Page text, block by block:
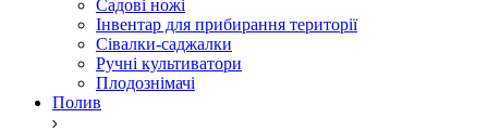
Садові ножі
Інвентар для прибирання території
Сівалки-саджалки
Ручні культиватори
Плодознімачі
Полив